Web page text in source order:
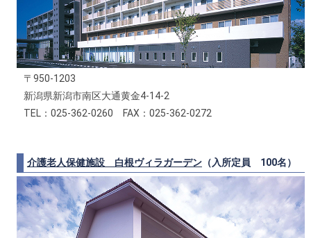
〒950-1203
新潟県新潟市南区大通黄金4-14-2
TEL：025-362-0260 FAX：025-362-0272
介護老人保健施設 白根ヴィラガーデン（入所定員 100名）